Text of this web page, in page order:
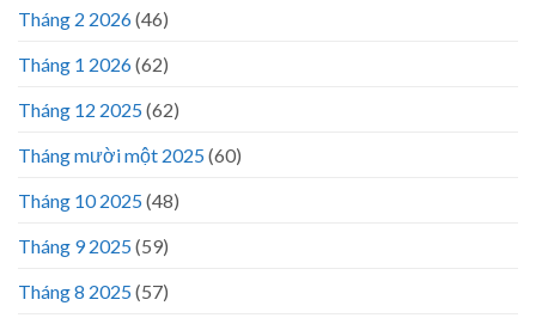
Tháng 2 2026(46)
Tháng 1 2026(62)
Tháng 12 2025(62)
Tháng mười một 2025(60)
Tháng 10 2025(48)
Tháng 9 2025(59)
Tháng 8 2025(57)